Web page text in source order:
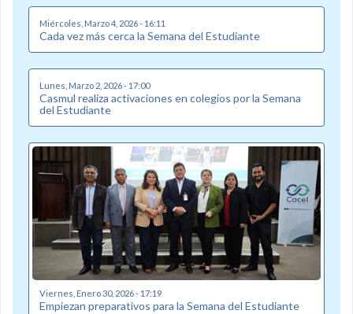
Miércoles, Marzo 4, 2026 - 16:11
Cada vez más cerca la Semana del Estudiante
Lunes, Marzo 2, 2026 - 17:00
Casmul realiza activaciones en colegios por la Semana
del Estudiante
Viernes, Enero 30, 2026 - 17:19
Empiezan preparativos para la Semana del Estudiante